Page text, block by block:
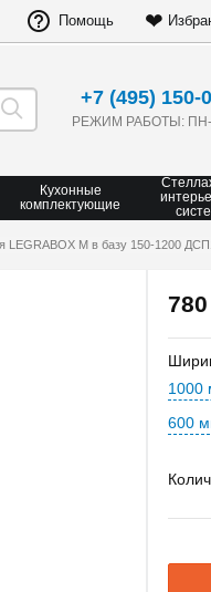
Помощь ❤
+7 (495) 150-
РЕЖИМ РАБОТЫ: ПН-
Кухонные
комплектующие
LEGRABOX M в базу 150-1200
1000
600